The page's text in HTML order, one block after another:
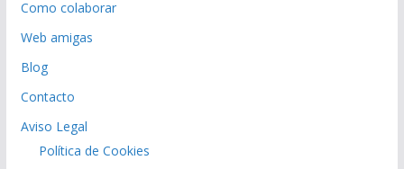
Como colaborar
Web amigas
Blog
Contacto
Aviso Legal
Política de Cookies